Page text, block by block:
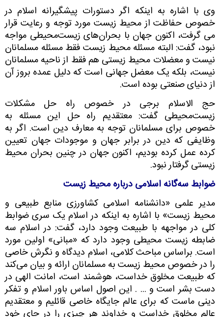
وی با اشاره به اینکه اگر دستورات پیشگیرانه اسلام در
خصوص حفاظت از محیط زیست مورد توجه و رعایت قرار
می گرفت، اکنون جهان با بحران‌های زیست‌محیطی مواجه
نبود، گفت: البته مسئله محیط زیست فقط مسئله مسلمانان
نیست و معضلات محیط زیستی هم فقط از ناحیه مسلمانان
نیست، بلکه یک معضل جهانی است که دلیل عمده بروز آن
از دنیای صنعتی بوده است.
حج‌ الاسلام برجی در خصوص راه حل مشکلات
زیست‌محیطی گفت: معتقدیم راه حل این مسئله به
خصوص برای مسلمانان توجه به معارف دین است. اگر به
وظایفی که دین در برابر جهان و موجودات جهان تعیین
کرده عمل کرده بودیم، اکنون جهان در چنین بحران محیط
زیستی گرفتار نبود.
ضوابط سه‌گانه اسلامی درباره محیط زیست
مدیر علمی «دانشنامه اسلامی کشاورزی منابع طبیعی و
محیط زیست» با اشاره به اینکه در اسلام یک سری ضوابط
کلی در مواجهه با طبیعت وجود دارد، گفت: در اسلام سه
ضابطه زیست محیطی وجود دارد که «مبانی» اولین مورد
است. براساس مباحث کلامی، اسلام دیدگاه و نگرش خاصی
را در خصوص محیط زیست به مسلمانان ارائه و بیان می‌کند
که طبیعت مخلوق خداست، هوشمند است، امانت الهی در
دست بشر است و ... . این اصول اساس باور اسلام و تفکر
دینی ماست که برای عالم جایگاه خاصی قائلیم و معتقدیم
عالم مخلوق خداست و خداوند هر چیزی را در جای خود